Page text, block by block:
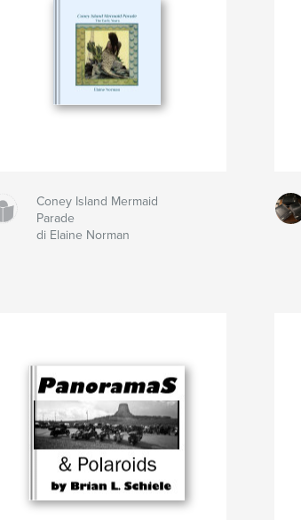
Coney Island Mermaid
Parade
di Elaine Norman